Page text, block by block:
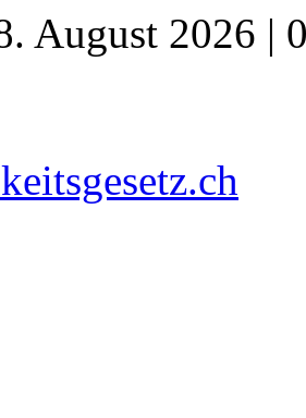
August 2026 |